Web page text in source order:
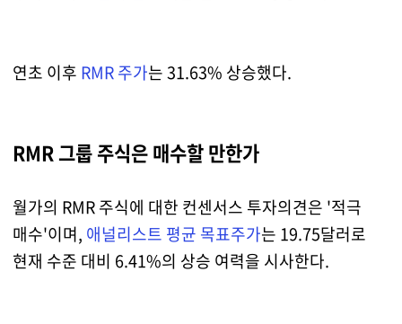
연초 이후 RMR 주가는 31.63% 상승했다.
RMR 그룹 주식은 매수할 만한가
월가의 RMR 주식에 대한 컨센서스 투자의견은 '적극
매수'이며, 애널리스트 평균 목표주가는 19.75달러로
현재 수준 대비 6.41%의 상승 여력을 시사한다.